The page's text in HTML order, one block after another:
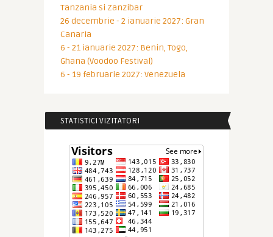
Tanzania si Zanzibar
26 decembrie - 2 ianuarie 2027: Gran
Canaria
6 - 21 ianuarie 2027: Benin, Togo,
Ghana (Voodoo Festival)
6 - 19 februarie 2027: Venezuela
STATISTICI VIZITATORI